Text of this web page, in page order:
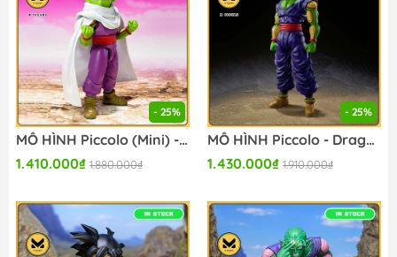
- 25%
MÔ HÌNH Piccolo (Mini) - Dragon Ball Daima - S.H.Figuarts - Mini (Bandai Spirits) FIGURE CHÍNH HÃNG
1.410.000₫ 1.880.000₫
- 25%
MÔ HÌNH Piccolo - Dragon Ball Super Super Hero - S.H.Figuarts - Super Hero (Bandai Spirits) FIGURE CHÍNH HÃNG
1.430.000₫ 1.910.000₫